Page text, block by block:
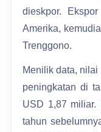
dieskpor.
Amerika,
Trenggono.
Menilik data,
peningkatan di
USD 1,87
tahun